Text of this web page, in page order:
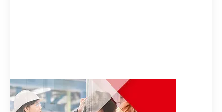
Geschäfts­bericht 2020